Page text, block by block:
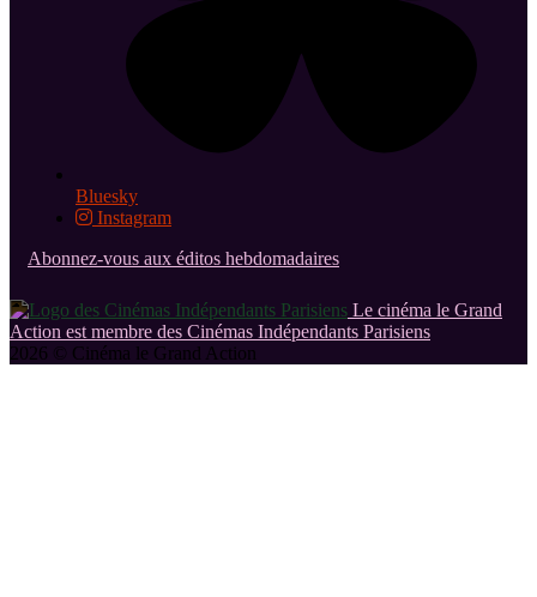
Bluesky
Instagram
Abonnez-vous aux éditos hebdomadaires
Le cinéma le Grand
Action est membre des Cinémas Indépendants Parisiens
2026 © Cinéma le Grand Action